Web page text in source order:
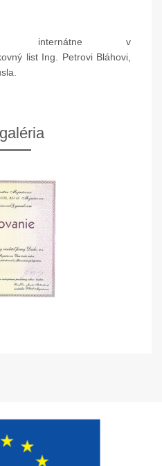
internátne v
list Ing. Petrovi Bláhovi,